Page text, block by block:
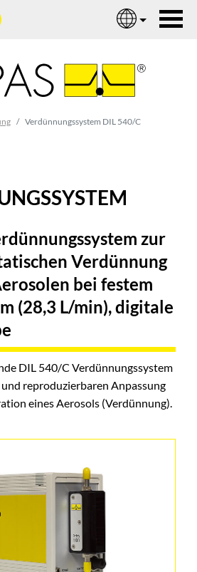
Verdünnungssystem DIL 540/C
zur
Verdünnung
bei festem
(28,3 L/min), digitale
DIL 540/C Verdünnungssystem
reproduzierbaren Anpassung
eines Aerosols (Verdünnung).